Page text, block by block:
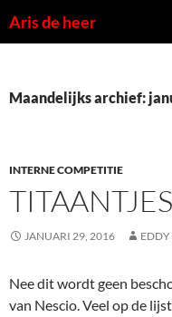
naar
Aris de heer
Maandelijks archief:
INTERNE COMPETITIE
TITAANTJES
JANUARI 29, 2016 EDDY
Nee dit wordt geen
van Nescio. Veel op de